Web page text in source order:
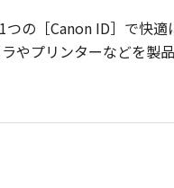
の［Canon ID］で快適
やプリンターなどを製